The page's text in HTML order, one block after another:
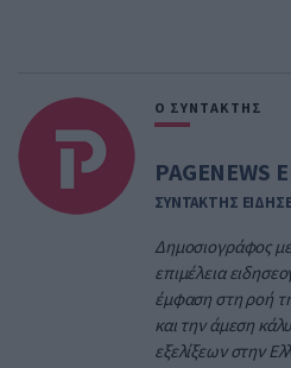
Ο ΣΥΝΤΑΚΤΗΣ
PAGENEWS
ΣΥΝΤΑΚΤΗΣ
Δημοσιογράφος
επιμέλεια
έμφαση στη ροή
και την άμεση
εξελίξεων στην